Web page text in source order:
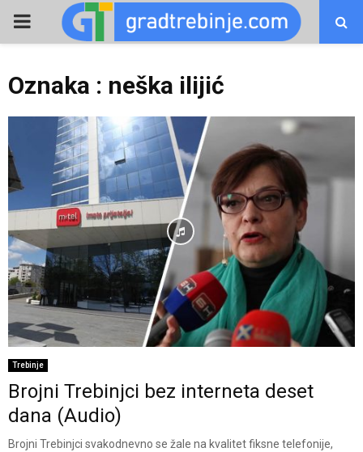
PRIMARY
Oznaka : neška ilijić
Trebinje
Brojni Trebinjci bez interneta deset
dana (Audio)
Brojni Trebinjci svakodnevno se žale na kvalitet fiksne telefonije,